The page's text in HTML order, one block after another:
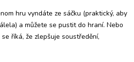
hru vyndáte ze sáčku (praktický, aby
a můžete se pustit do hraní. Nebo
říká, že zlepšuje soustředění,